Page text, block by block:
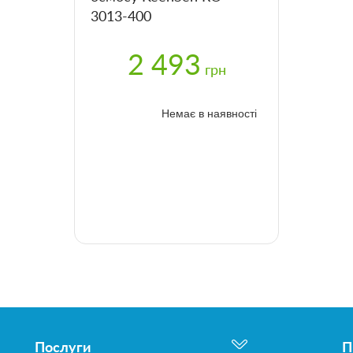
3013-400
2 493 грн
Немає в наявності
Послуги